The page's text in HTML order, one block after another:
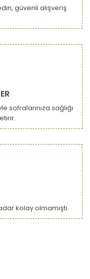
güvenli alışveriş
sofralarınıza sağlığı
kolay olmamıştı.